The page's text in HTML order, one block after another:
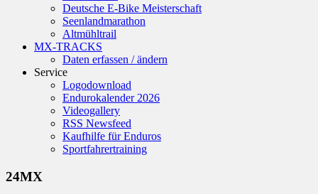
Deutsche E-Bike Meisterschaft
Seenlandmarathon
Altmühltrail
MX-TRACKS
Daten erfassen / ändern
Service
Logodownload
Endurokalender 2026
Videogallery
RSS Newsfeed
Kaufhilfe für Enduros
Sportfahrertraining
24MX